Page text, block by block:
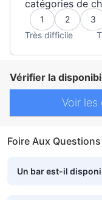
catégories de
1 2 3
Très difficile
Vérifier la
Voir les
Foire Aux Questions
Un bar est-il